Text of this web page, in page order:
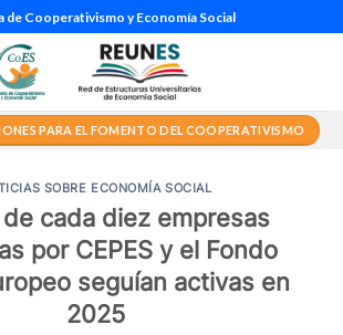
de Cooperativismo y Economía Social
PARA EL FOMENTO DEL COOPERATIVISMO
SOBRE ECONOMÍA SOCIAL
cada diez empresas
por CEPES y el Fondo
seguían activas en
2025